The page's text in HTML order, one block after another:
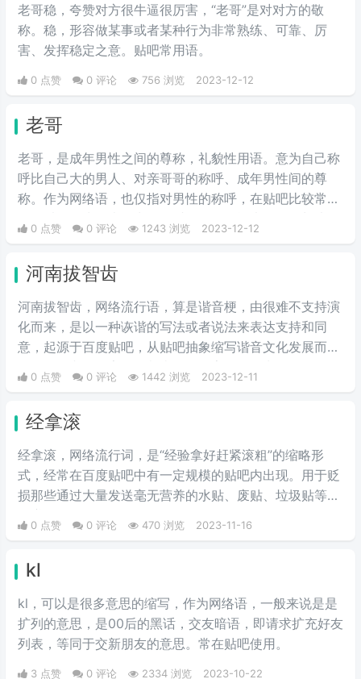
老哥稳，夸赞对方很牛逼很厉害，“老哥”是对对方的敬
称。稳，形容做某事或者某种行为非常熟练、可靠、厉
害、发挥稳定之意。贴吧常用语。
0 点赞 0 评论 756 浏览 2023-12-12
老哥
老哥，是成年男性之间的尊称，礼貌性用语。意为自己称
呼比自己大的男人、对亲哥哥的称呼、成年男性间的尊
称。作为网络语，也仅指对男性的称呼，在贴吧比较常
老哥也没有什么暗示，就是对你的尊称，因为叫“老弟”显
0 点赞 0 评论 1243 浏览 2023-12-12
河南拔智齿
河南拔智齿，网络流行语，算是谐音梗，由很难不支持演
化而来，是以一种诙谐的写法或者说法来表达支持和同
意，起源于百度贴吧，从贴吧抽象缩写谐音文化发展而来
的，贴吧老哥打字一般都喜欢打首字母，打出hnbzc，然
后输入法就会出现“河南拔智齿”，和以前的兰州烧饼差不
的时候，下面就会有人跟帖说“很难不支持”。逐渐这句话
就演变成了“河南拔智齿”。
0 点赞 0 评论 1442 浏览 2023-12-11
经拿滚
经拿滚，网络流行词，是“经验拿好赶紧滚粗”的缩略形
式，经常在百度贴吧中有一定规模的贴吧内出现。用于贬
损那些通过大量发送毫无营养的水贴、废贴、垃圾贴等手
段赚取贴吧经验值的人。
0 点赞 0 评论 470 浏览 2023-11-16
kl
kl，可以是很多意思的缩写，作为网络语，一般来说是是
扩列的意思，是00后的黑话，交友暗语，即请求扩充好友
列表，等同于交新朋友的意思。常在贴吧使用。
3 点赞 0 评论 2334 浏览 2023-10-22